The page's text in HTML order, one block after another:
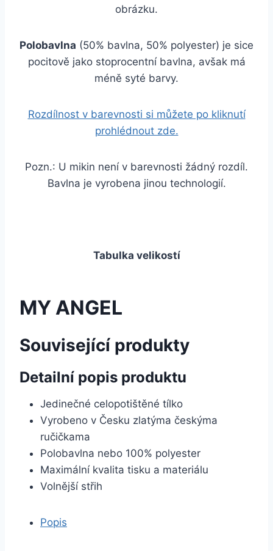
obrázku.
Polobavlna (50% bavlna, 50% polyester) je sice
pocitově jako stoprocentní bavlna, avšak má
méně syté barvy.
Rozdílnost v barevnosti si můžete po kliknutí
prohlédnout zde.
Pozn.: U mikin není v barevnosti žádný rozdíl.
Bavlna je vyrobena jinou technologií.
Tabulka velikostí
MY ANGEL
Související produkty
Detailní popis produktu
Jedinečné celopotištěné tílko
Vyrobeno v Česku zlatýma českýma
ručičkama
Polobavlna nebo 100% polyester
Maximální kvalita tisku a materiálu
Volnější střih
Popis